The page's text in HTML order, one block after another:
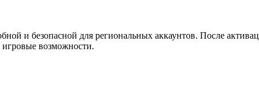
и безопасной для региональных аккаунтов. После
возможности.